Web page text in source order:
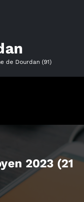
de Dourdan (91)
2023 (21